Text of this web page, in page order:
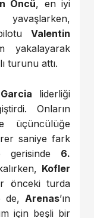
Öncü, en iyi
Valentin
turunu attı.
Garcia liderliği
Onların
üçüncülüğe
saniye fark
gerisinde 6.
Kofler
önceki turda
de, Arenas’ın
için beşli bir